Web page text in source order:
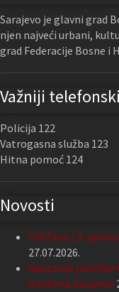
Sarajevo je glavni grad
njen najveći urbani,
grad Federacije Bosne i
Važniji
Policija 122
Vatrogasna služba 123
Hitna pomoć 124
Novosti
Održana 13.
27.07.2026.
Nastavak podrške
Kantona Sarajevo